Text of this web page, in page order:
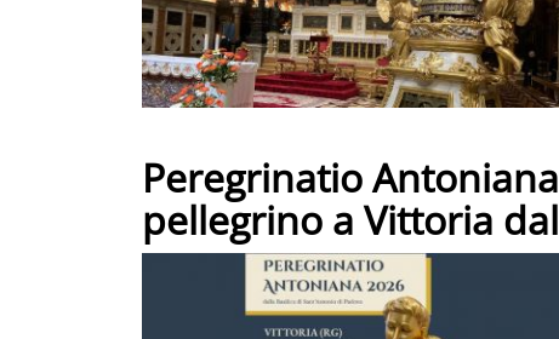
Peregrinatio
pellegrino a Vittoria